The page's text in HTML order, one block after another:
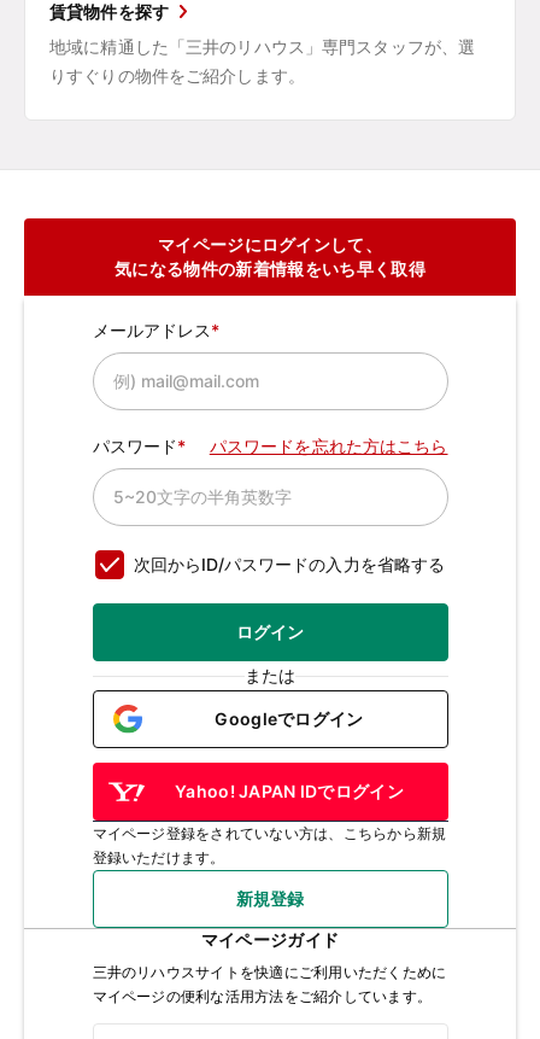
賃貸物件を探す
地域に精通した「三井のリハウス」専門スタッフが、選
りすぐりの物件をご紹介します。
マイページにログインして、
気になる物件の新着情報をいち早く取得
メールアドレス
パスワード パスワードを忘れた方はこちら
次回からID/パスワードの入力を省略する
ログイン
または
Googleでログイン
Yahoo! JAPAN IDでログイン
マイページ登録をされていない方は、こちらから新規
登録いただけます。
新規登録
マイページガイド
三井のリハウスサイトを快適にご利用いただくために
マイページの便利な活用方法をご紹介しています。